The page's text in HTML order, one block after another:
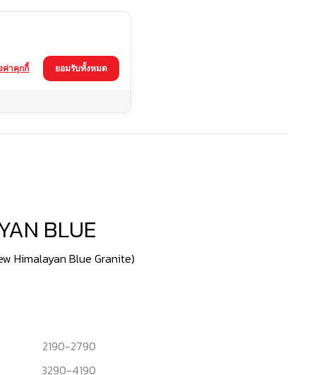
BLUE
Himalayan Blue Granite)
2190-2790
3290-4190
ยอมรับทั้งหมด
ค่าคุกกี้